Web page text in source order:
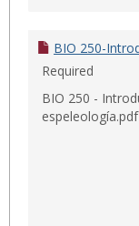
BIO 250-
Required
BIO 250 -
espeleología.pdf